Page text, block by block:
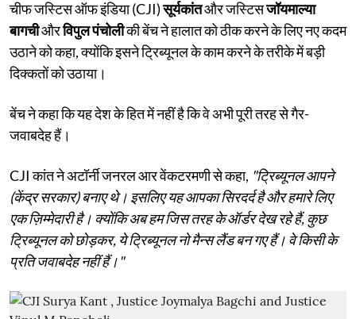
चीफ जस्टिस ऑफ इंडिया (CJI)सूर्यकांतऔर जस्टिसजॉयमाल्या
बागचीऔरविपुल पंचोलीकी बेंच ने हालात को ठीक करने के लिए नए कदम
उठाने को कहा, क्योंकि इसने ट्रिब्यूनल के काम करने के तरीके में बड़ी
दिक्कतों को उठाया।
बेंच ने कहा कि यह देश के हित में नहीं है कि वे अभी पूरी तरह से गैर-
जवाबदेह हैं।
CJI कांत ने अटॉर्नी जनरल आर वेंकटरमणी से कहा, "ट्रिब्यूनल आपने
(केंद्र सरकार) बनाए थे। इसलिए यह आपका सिरदर्द है और हमारे लिए
एक ज़िम्मेदारी है। क्योंकि अब हम जिस तरह के ऑर्डर देख रहे हैं, कुछ
ट्रिब्यूनल को छोड़कर, ये ट्रिब्यूनल नो मैन्स लैंड बन गए हैं। वे किसी के
प्रति जवाबदेह नहीं हैं।"